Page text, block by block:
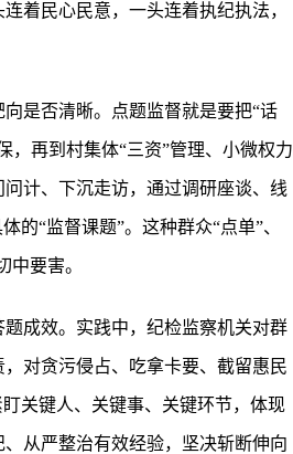
着民心民意，一头连着执纪执法，
是否清晰。点题监督就是要把“话
，再到村集体“三资”管理、小微权力
计、下沉走访，通过调研座谈、线
的“监督课题”。这种群众“点单”、
中要害。
成效。实践中，纪检监察机关对群
对贪污侵占、吃拿卡要、截留惠民
关键人、关键事、关键环节，体现
从严整治有效经验，坚决斩断伸向